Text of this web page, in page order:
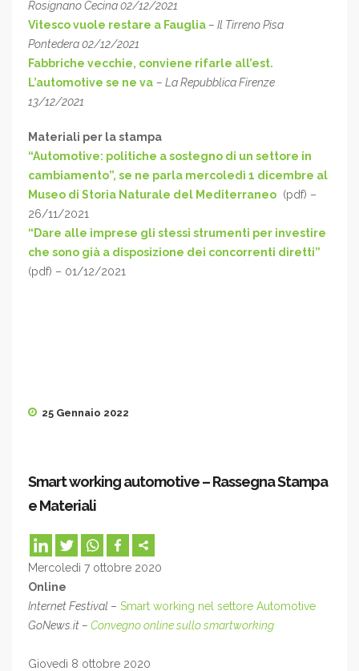
Rosignano Cecina 02/12/2021
Vitesco vuole restare a Fauglia– Il Tirreno Pisa
Pontedera 02/12/2021
Fabbriche vecchie, conviene rifarle all’est.
L’automotive se ne va – La Repubblica Firenze
13/12/2021
Materiali per la stampa
“Automotive: politiche a sostegno di un settore in
cambiamento”, se ne parla mercoledì 1 dicembre al
Museo di Storia Naturale del Mediterraneo (pdf) –
26/11/2021
“Dare alle imprese gli stessi strumenti per investire
che sono già a disposizione dei concorrenti diretti”
(pdf) – 01/12/2021
25 Gennaio 2022
Smart working automotive – Rassegna Stampa
e Materiali
Mercoledì 7 ottobre 2020
Online
Internet Festival – Smart working nel settore Automotive
GoNews.it – Convegno online sullo smartworking
Giovedì 8 ottobre 2020